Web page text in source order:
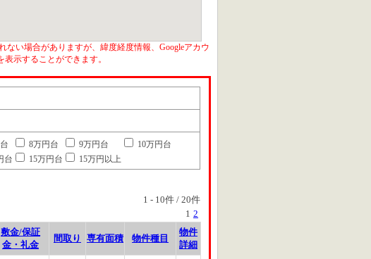
ない場合がありますが、緯度経度情報、Googleアカウ
示することができます。
8万円台 9万円台
10万円台
台 15万円台 15万円以上
1 - 10件 / 20件
1 2
敷金/保証
金・礼金
間取り 専有面積 物件種目
物件
詳細